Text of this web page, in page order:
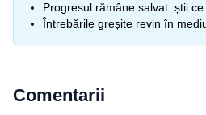
Progresul rămâne salvat: știi
Întrebările greșite revin în
Comentarii